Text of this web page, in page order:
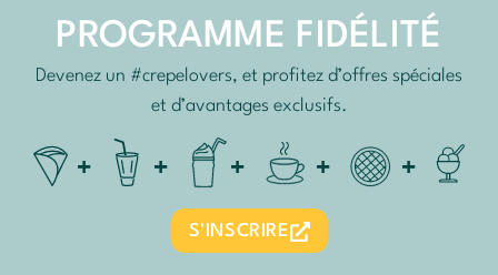
PROGRAMME FIDÉLITÉ
Devenez un #crepelovers, et profitez d’offres spéciales
et d’avantages exclusifs.
S'INSCRIRE